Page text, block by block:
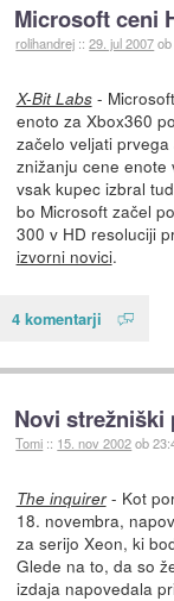
Microsoft ceni
rolihandrej ::29. jul 2007
X-Bit Labs-
enoto za Xbox360
začelo veljati
znižanju cene enote
vsak kupec izbral
bo Microsoft začel
300 v HD resoluciji
izvorni novici.
4 komentarji
Novi strežniški
Tomi :: 15. nov 2002ob
The inquirer- Kot
18. novembra,
za serijo Xeon, ki
Glede na to, da so
izdaja napovedala